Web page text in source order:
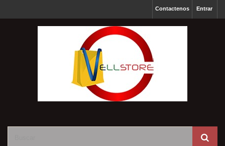
Entrar
Contactenos